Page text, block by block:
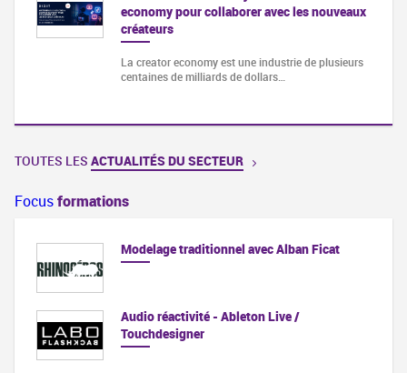
economy pour collaborer avec les nouveaux
créateurs
La creator economy est une industrie de plusieurs
centaines de milliards de dollars…
TOUTES LES ACTUALITÉS DU SECTEUR
Focusformations
Modelage traditionnel avec Alban Ficat
Audio réactivité - Ableton Live /
Touchdesigner